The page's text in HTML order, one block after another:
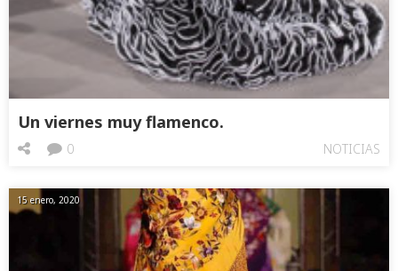
Un viernes muy flamenco.
NOTICIAS
0
15 enero, 2020